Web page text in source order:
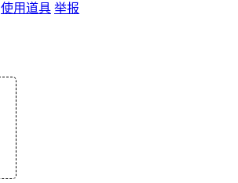
使用道具 举报